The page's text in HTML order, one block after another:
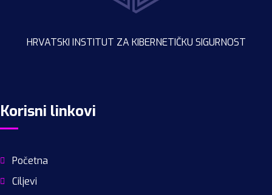
HRVATSKI INSTITUT ZA KIBERNETIČKU SIGURNOST
Korisni linkovi
Početna
Ciljevi